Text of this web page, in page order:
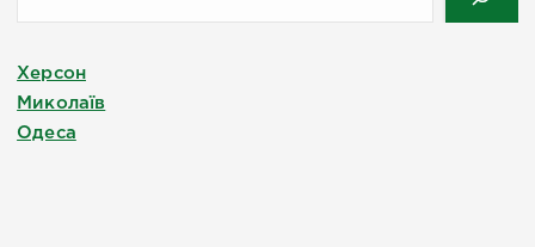
Херсон
Миколаїв
Одеса